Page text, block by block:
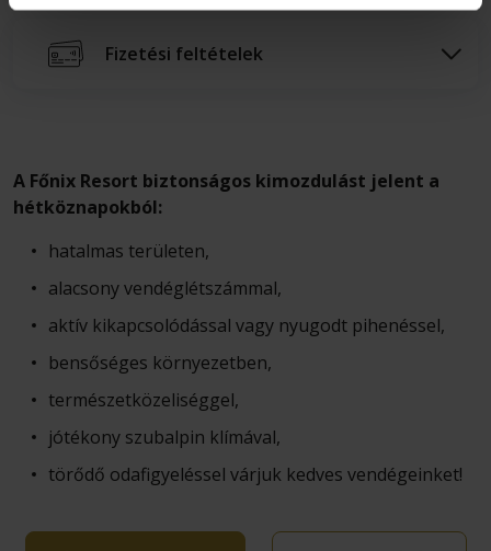
Fizetési feltételek
A Főnix Resort biztonságos kimozdulást jelent a
hétköznapokból:
hatalmas területen,
alacsony vendéglétszámmal,
aktív kikapcsolódással vagy nyugodt pihenéssel,
bensőséges környezetben,
természetközeliséggel,
jótékony szubalpin klímával,
törődő odafigyeléssel várjuk kedves vendégeinket!